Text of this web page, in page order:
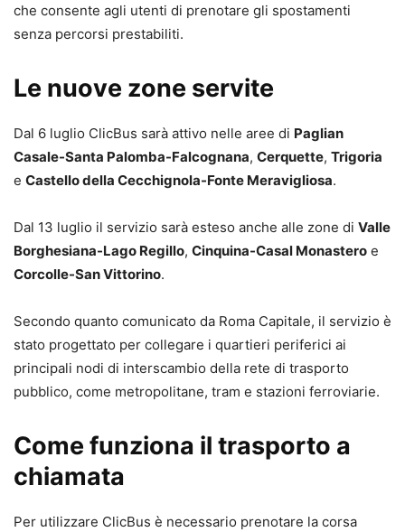
che consente agli utenti di prenotare gli spostamenti
senza percorsi prestabiliti.
Le nuove zone servite
Dal 6 luglio ClicBus sarà attivo nelle aree di Paglian
Casale-Santa Palomba-Falcognana, Cerquette, Trigoria
e Castello della Cecchignola-Fonte Meravigliosa.
Dal 13 luglio il servizio sarà esteso anche alle zone di Valle
Borghesiana-Lago Regillo, Cinquina-Casal Monastero e
Corcolle-San Vittorino.
Secondo quanto comunicato da Roma Capitale, il servizio è
stato progettato per collegare i quartieri periferici ai
principali nodi di interscambio della rete di trasporto
pubblico, come metropolitane, tram e stazioni ferroviarie.
Come funziona il trasporto a
chiamata
Per utilizzare ClicBus è necessario prenotare la corsa